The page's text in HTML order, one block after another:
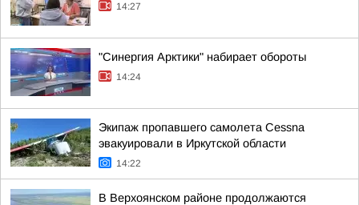
14:27
"Синергия Арктики" набирает обороты
14:24
Экипаж пропавшего самолета Cessna
эвакуировали в Иркутской области
14:22
В Верхоянском районе продолжаются